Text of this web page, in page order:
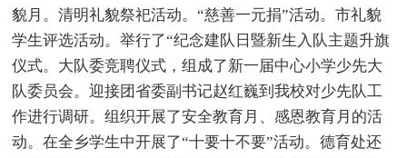
貌月。清明礼貌祭祀活动。“慈善一元捐”活动。市礼貌
学生评选活动。举行了“纪念建队日暨新生入队主题升旗
仪式。大队委竞聘仪式，组成了新一届中心小学少先大
队委员会。迎接团省委副书记赵红巍到我校对少先队工
作进行调研。组织开展了安全教育月、感恩教育月的活
动。在全乡学生中开展了“十要十不要”活动。德育处还